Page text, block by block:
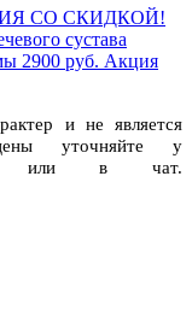
СО СКИДКОЙ!
сустава
2900 руб. Акция
и не является
уточняйте у
или в чат.